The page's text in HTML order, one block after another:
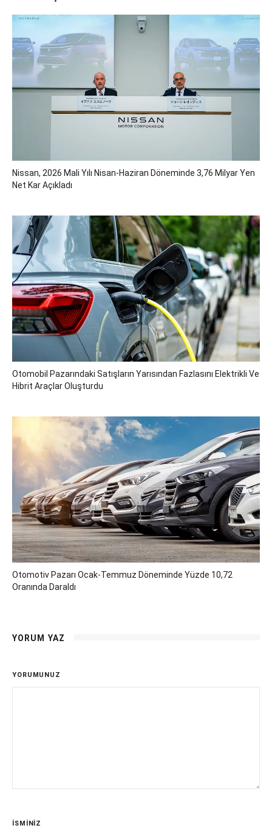
Nissan, 2026 Mali Yılı Nisan-Haziran Döneminde 3,76 Milyar Yen
Net Kar Açıkladı
Otomobil Pazarındaki Satışların Yarısından Fazlasını Elektrikli Ve
Hibrit Araçlar Oluşturdu
Otomotiv Pazarı Ocak-Temmuz Döneminde Yüzde 10,72
Oranında Daraldı
YORUM YAZ
YORUMUNUZ
İSMİNİZ